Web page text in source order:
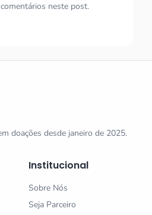
neste post.
doações desde janeiro de 2025.
Institucional
Sobre Nós
Seja Parceiro